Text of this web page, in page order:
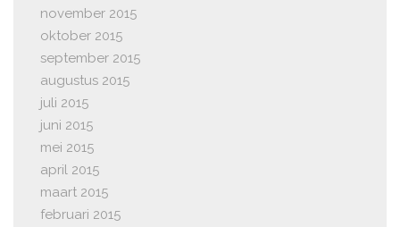
november 2015
oktober 2015
september 2015
augustus 2015
juli 2015
juni 2015
mei 2015
april 2015
maart 2015
februari 2015